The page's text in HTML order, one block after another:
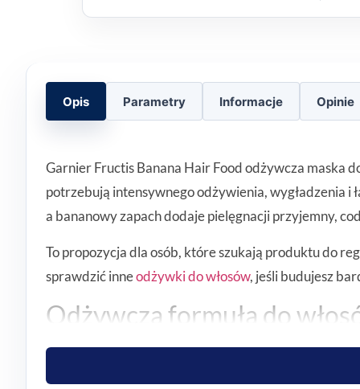
Opis Parametry Informacje Opinie
Garnier Fructis Banana Hair Food odżywcza maska
potrzebują intensywnego odżywienia, wygładzenia i
a bananowy zapach dodaje pielęgnacji przyjemny,
To propozycja dla osób, które szukają produktu do
sprawdzić inneodżywki do włosów, jeśli budujesz
Odżywcza formuła do
Maska Hair Food Banana ma wspierać włosy bardzo
wskazano także, że zawiera 97% składników